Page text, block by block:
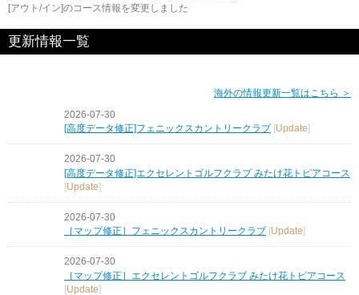
[アウト/イン]のコース情報を変更しました
更新情報一覧
海外の情報更新一覧はこちら ＞
2026-07-30
[高度データ修正]フェニックスカントリークラブ
Update
2026-07-30
[高度データ修正]エクセレントゴルフクラブ みたけ花トピアコース
[Update]
2026-07-30
［マップ修正］フェニックスカントリークラブ [Update]
2026-07-30
［マップ修正］エクセレントゴルフクラブ みたけ花トピアコース
[Update]